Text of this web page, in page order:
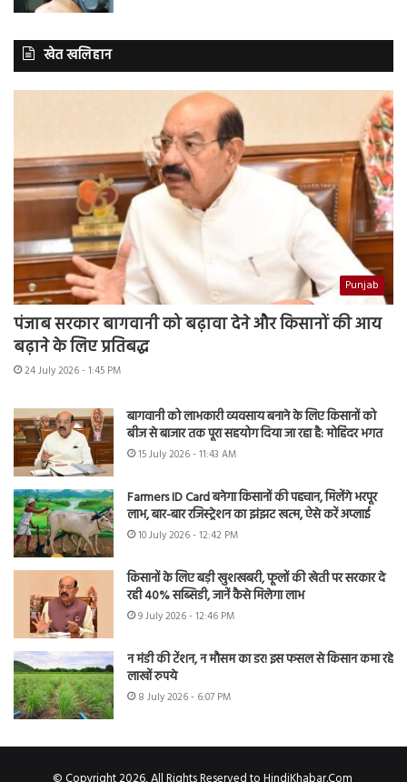
खेत खलिहान
Punjab
पंजाब सरकार बागवानी को बढ़ावा देने और किसानों की आय
बढ़ाने के लिए प्रतिबद्ध
24 July 2026 - 1:45 PM
बागवानी को लाभकारी व्यवसाय बनाने के लिए किसानों को
बीज से बाजार तक पूरा सहयोग दिया जा रहा है: मोहिंदर भगत
15 July 2026 - 11:43 AM
Farmers ID Card बनेगा किसानों की पहचान, मिलेंगे भरपूर
लाभ, बार-बार रजिस्ट्रेशन का झंझट खत्म, ऐसे करें अप्लाई
10 July 2026 - 12:42 PM
किसानों के लिए बड़ी खुशखबरी, फूलों की खेती पर सरकार दे
रही 40% सब्सिडी, जानें कैसे मिलेगा लाभ
9 July 2026 - 12:46 PM
न मंडी की टेंशन, न मौसम का डर! इस फसल से किसान कमा रहे
लाखों रुपये
8 July 2026 - 6:07 PM